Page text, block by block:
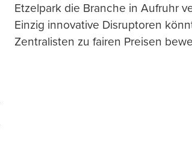
Etzelpark die Branche in Aufruhr
Einzig innovative Disruptoren
Zentralisten zu fairen Preisen